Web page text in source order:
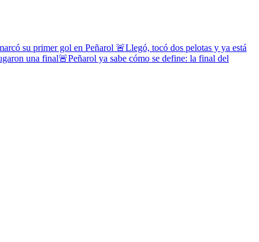
su primer gol en Peñarol 🚨Llegó, tocó dos pelotas y ya está
una final🚨Peñarol ya sabe cómo se define: la final del